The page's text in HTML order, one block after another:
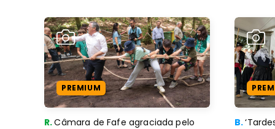
PREMIUM
R.Câmara de Fafe agraciada pelo
B.